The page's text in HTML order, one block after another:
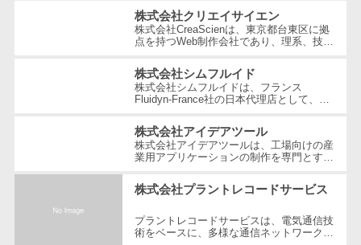
テム
商圏分析ツー
ル
配送管理シス
バース予約シ
ステム
システム
アルコールチ
ェックアプリ
する技術ベンチャー企業です。国内...
株式会社クリエイサイエン
株式会社CreaScienは、東京都台東区に拠
点を持つWeb制作会社であり、理系、技
たクリエイティブ制作を行っています。
独...
株式会社シムフルイド
株式会社シムフルイドは、フランス
Fluidyn-France社の日本代理店として、最
使した高精度な製品を提供しています。設
立...
株式会社アイデアツール
株式会社アイデアツールは、工場向けの産
業用アプリケーションの制作を専門とする
ズ・バッテリー工場など多岐にわた...
株式会社プラントレコードサービス
プラントレコードサービスは、電気通信技
術をベースに、多様な通信ネットワーク構